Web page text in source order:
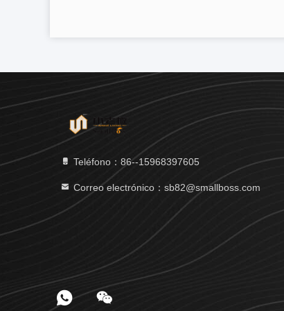
Teléfono：86--15968397605
Correo electrónico：sb82@smallboss.com